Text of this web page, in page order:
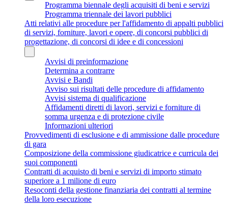
Programma biennale degli acquisiti di beni e servizi
Programma triennale dei lavori pubblici
Atti relativi alle procedure per l'affidamento di appalti pubblici
di servizi, forniture, lavori e opere, di concorsi pubblici di
progettazione, di concorsi di idee e di concessioni
Avvisi di preinformazione
Determina a contrarre
Avvisi e Bandi
Avviso sui risultati delle procedure di affidamento
Avvisi sistema di qualificazione
Affidamenti diretti di lavori, servizi e forniture di
somma urgenza e di protezione civile
Informazioni ulteriori
Provvedimenti di esclusione e di ammissione dalle procedure
di gara
Composizione della commissione giudicatrice e curricula dei
suoi componenti
Contratti di acquisto di beni e servizi di importo stimato
superiore a 1 milione di euro
Resoconti della gestione finanziaria dei contratti al termine
della loro esecuzione